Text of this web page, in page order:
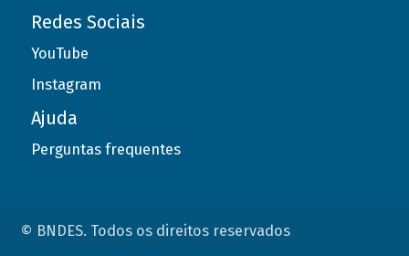
Redes Sociais
YouTube
Instagram
Ajuda
Perguntas frequentes
© BNDES. Todos os direitos reservados